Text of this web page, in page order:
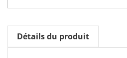
Détails du produit